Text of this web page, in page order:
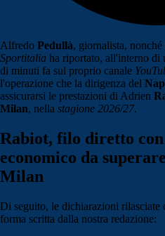
Alfredo Pedullà, giornalista,
Sportitalia ha riportato, all'interno di
di minuti fa sul proprio canale
l'operazione che la dirigenza del
assicurarsi le prestazioni di Adrien
Milan, nella stagione 2026/27.
Rabiot, filo diretto
economico da
Milan
Di seguito, le dichiarazioni rilasciate
forma scritta dalla nostra redazione: